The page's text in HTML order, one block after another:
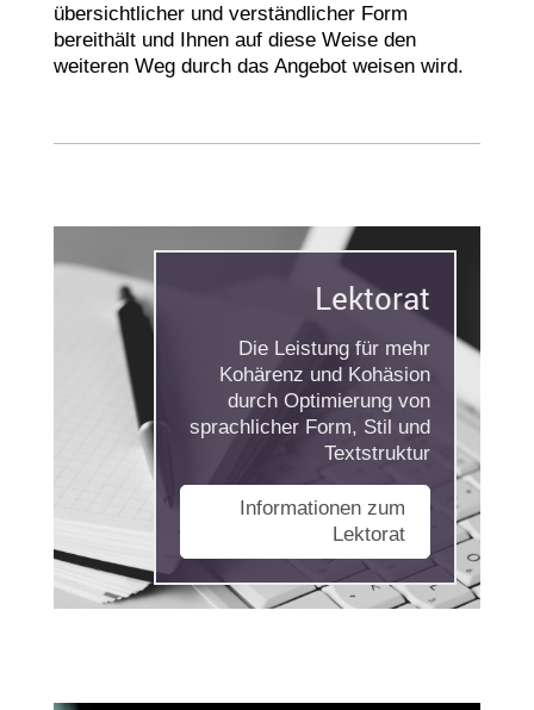
übersichtlicher und verständlicher Form
bereithält und Ihnen auf diese Weise den
weiteren Weg durch das Angebot weisen wird.
Lektorat
Die Leistung für mehr
Kohärenz und Kohäsion
durch Optimierung von
sprachlicher Form, Stil und
Textstruktur
Informationen zum
Lektorat